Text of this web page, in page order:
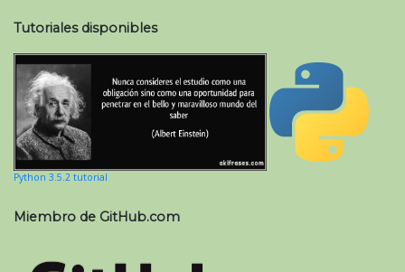
Tutoriales disponibles
Python 3.5.2 tutorial
Miembro de GitHub.com